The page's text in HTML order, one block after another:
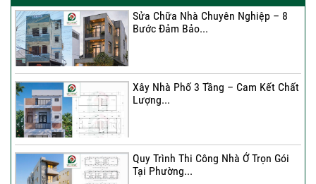
Sửa Chữa Nhà Chuyên Nghiệp – 8
Bước Đảm Bảo...
Xây Nhà Phố 3 Tầng – Cam Kết Chất
Lượng...
Quy Trình Thi Công Nhà Ở Trọn Gói
Tại Phường...